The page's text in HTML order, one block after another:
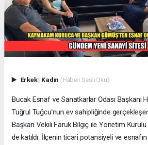
Erkek| Kadın (Haberi Sesli Oku)
Bucak Esnaf ve Sanatkarlar Odası Başkanı
Tuğrul Tuğcu’nun ev sahipliğinde
Başkan Vekili Faruk Bilgiç ile Yönetim
de katıldı. İlçenin ticari potansiyeli ve